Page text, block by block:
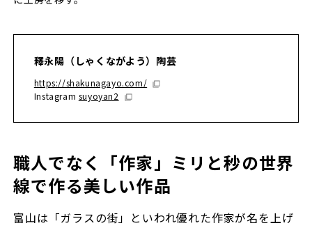
釋永陽（しゃくながよう）陶芸
https://shakunagayo.com/
Instagram suyoyan2
職人でなく「作家」ミリと秒の世界
線で作る美しい作品
富山は「ガラスの街」といわれ優れた作家が名を上げ